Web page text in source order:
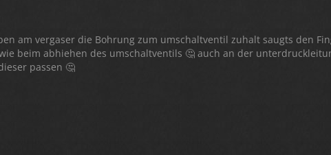
am vergaser die Bohrung zum umschaltventil zuhalt saugts den
beim abhiehen des umschaltventils 🤔 auch an der
passen 🤔